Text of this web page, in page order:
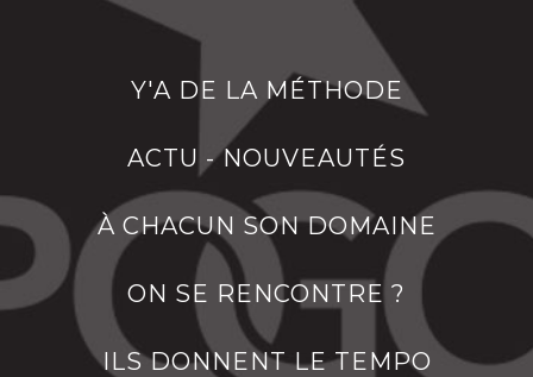
Y'A DE LA MÉTHODE
ACTU - NOUVEAUTÉS
À CHACUN SON DOMAINE
ON SE RENCONTRE ?
ILS DONNENT LE TEMPO